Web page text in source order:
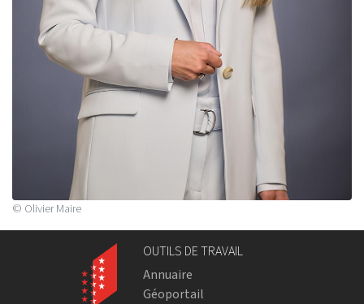
© Olivier Maire
OUTILS DE TRAVAIL
Annuaire
Géoportail